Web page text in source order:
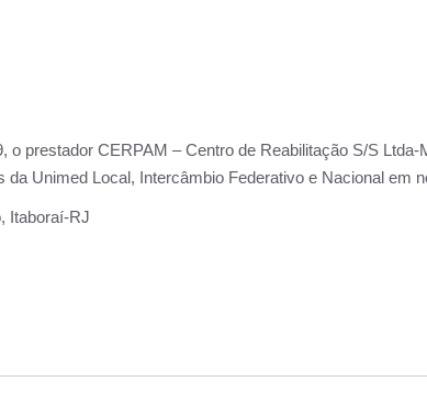
, o prestador CERPAM – Centro de Reabilitação S/S Ltda-
da Unimed Local, Intercâmbio Federativo e Nacional em
Itaboraí-RJ